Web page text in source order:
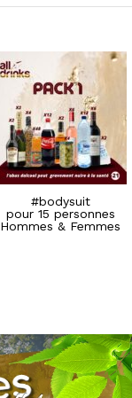
#bodysuit
pour 15 personnes
Hommes & Femmes
#SylverDop
pour 15 personnes